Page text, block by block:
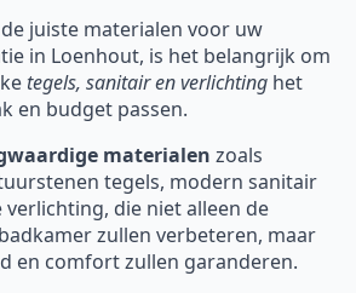
juiste materialen voor uw
in Loenhout, is het belangrijk om
tegels, sanitair en verlichting het
en budget passen.
materialen zoals
tegels, modern sanitair
die niet alleen de
zullen verbeteren, maar
en comfort zullen garanderen.